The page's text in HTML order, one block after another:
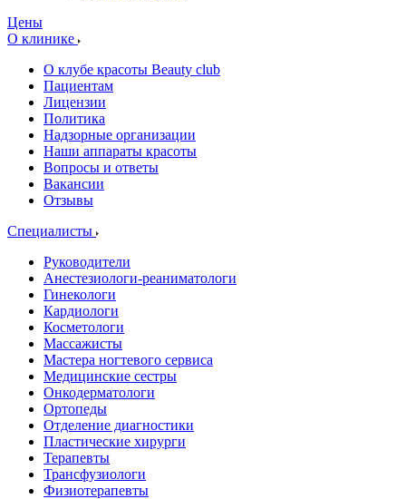
Цены
О клинике
О клубе красоты Beauty club
Пациентам
Лицензии
Политика
Надзорные организации
Наши аппараты красоты
Вопросы и ответы
Вакансии
Отзывы
Специалисты
Руководители
Анестезиологи-реаниматологи
Гинекологи
Кардиологи
Косметологи
Массажисты
Мастера ногтевого сервиса
Медицинские сестры
Онкодерматологи
Ортопеды
Отделение диагностики
Пластические хирурги
Терапевты
Трансфузиологи
Физиотерапевты